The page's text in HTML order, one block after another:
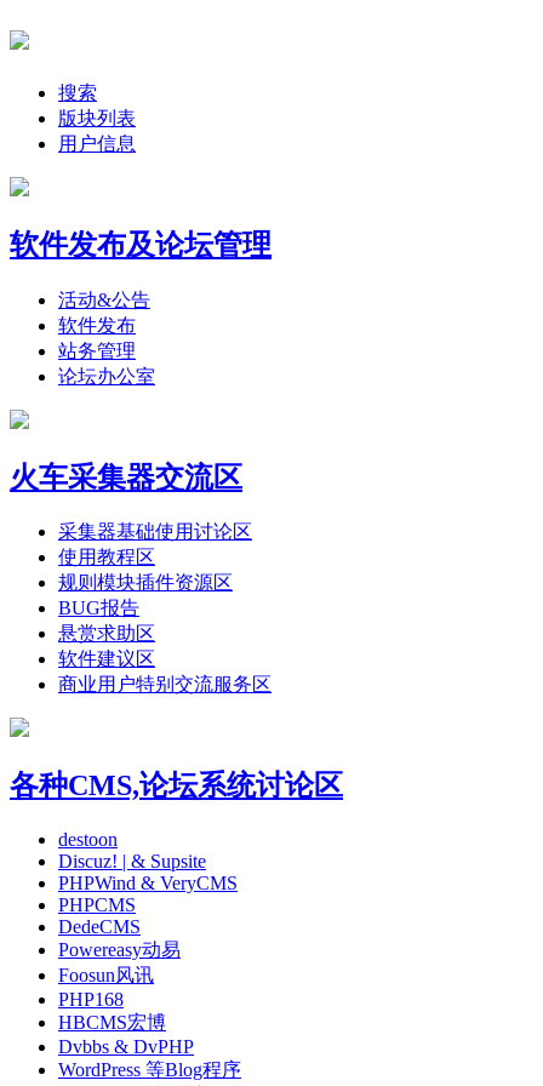
搜索
版块列表
用户信息
软件发布及论坛管理
活动&公告
软件发布
站务管理
论坛办公室
火车采集器交流区
采集器基础使用讨论区
使用教程区
规则模块插件资源区
BUG报告
悬赏求助区
软件建议区
商业用户特别交流服务区
各种CMS,论坛系统讨论区
destoon
Discuz! | & Supsite
PHPWind & VeryCMS
PHPCMS
DedeCMS
Powereasy动易
Foosun风讯
PHP168
HBCMS宏博
Dvbbs & DvPHP
WordPress 等Blog程序